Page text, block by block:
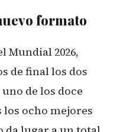
formato
Mundial 2026,
de final los dos
de los doce
los ocho mejores